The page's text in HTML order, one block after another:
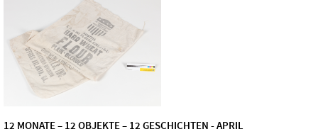
12 MONATE – 12 OBJEKTE – 12 GESCHICHTEN - APRIL